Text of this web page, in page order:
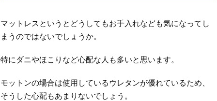
マットレスというとどうしてもお手入れなども気になってし
まうのではないでしょうか。
特にダニやほこりなど心配な人も多いと思います。
モットンの場合は使用しているウレタンが優れているため、
そうした心配もあまりないでしょう。